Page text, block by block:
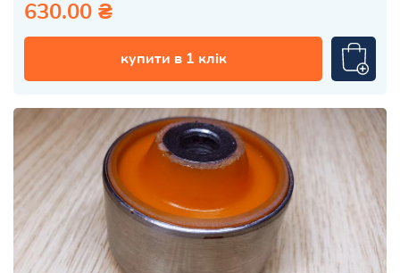
630.00 ₴
купити в 1 клік